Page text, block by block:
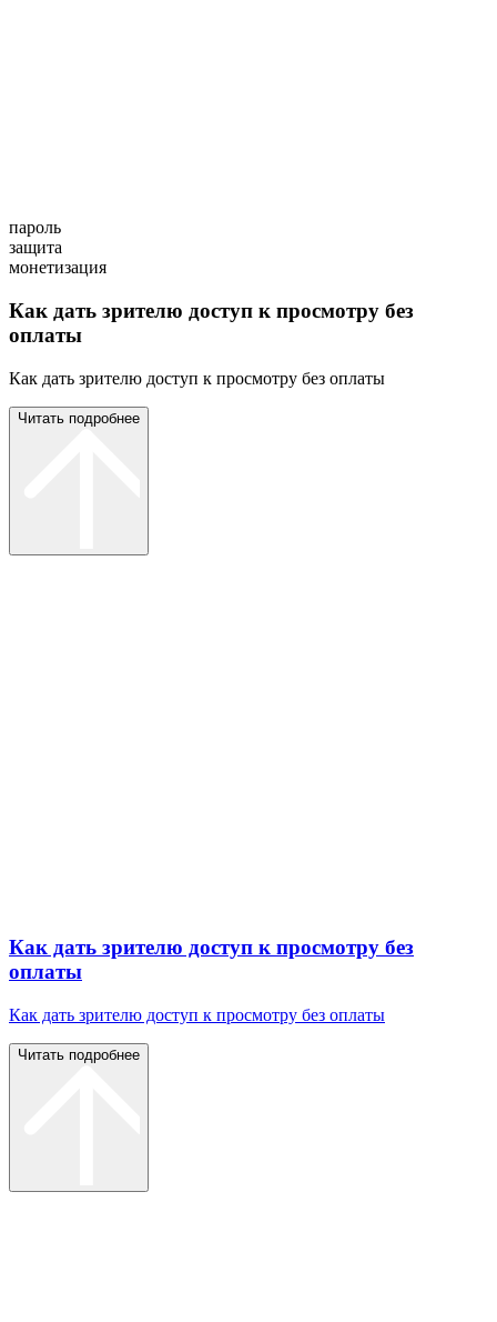
пароль
защита
монетизация
Как дать зрителю доступ к просмотру без
оплаты
Как дать зрителю доступ к просмотру без оплаты
Читать подробнее
Как дать зрителю доступ к просмотру без
оплаты
Как дать зрителю доступ к просмотру без оплаты
Читать подробнее